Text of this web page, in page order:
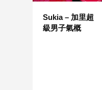
Sukia – 加里超
級男子氣概